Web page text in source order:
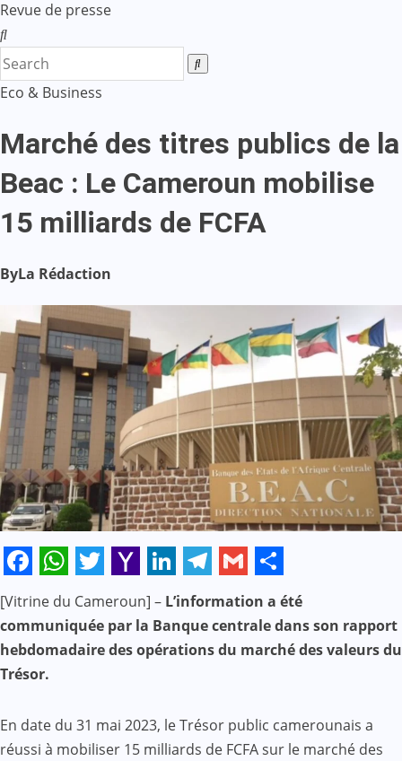
Revue de presse
Eco & Business
Marché des titres publics de la
Beac : Le Cameroun mobilise
15 milliards de FCFA
ByLa Rédaction
Facebook
WhatsApp
Twitter
Yahoo
Mail
LinkedIn
Telegram
Gmail
Share
[Vitrine du Cameroun] – L’information a été
communiquée par la Banque centrale dans son rapport
hebdomadaire des opérations du marché des valeurs du
Trésor.
En date du 31 mai 2023, le Trésor public camerounais a
réussi à mobiliser 15 milliards de FCFA sur le marché des